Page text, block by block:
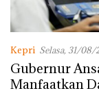
Kepri Selasa, 31/08/
Gubernur
Manfaatkan